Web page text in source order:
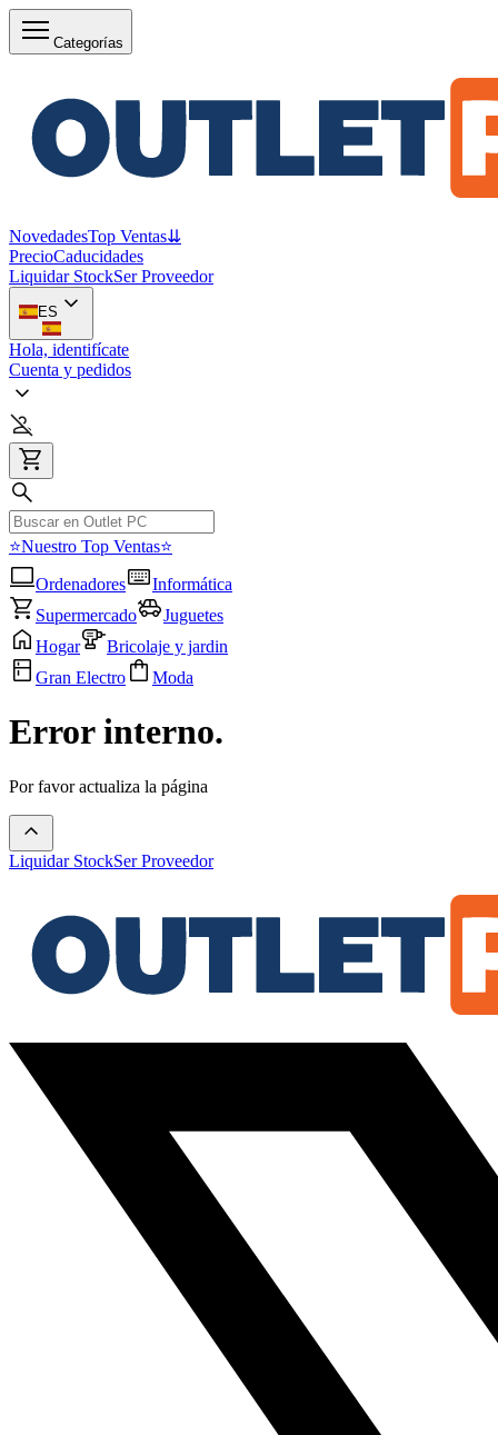
Categorías
NovedadesTop Ventas⇊
PrecioCaducidades
Liquidar StockSer Proveedor
ES
Hola, identifícate
Cuenta y pedidos
⭐Nuestro Top Ventas⭐
Ordenadores
Informática
Supermercado
Juguetes
Hogar
Bricolaje y jardin
Gran Electro
Moda
Error interno.
Por favor actualiza la página
Liquidar StockSer Proveedor